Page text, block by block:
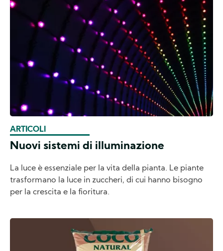
ARTICOLI
Nuovi sistemi di illuminazione
La luce è essenziale per la vita della pianta. Le piante
trasformano la luce in zuccheri, di cui hanno bisogno
per la crescita e la fioritura.